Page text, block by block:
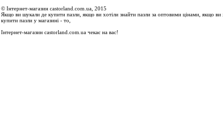
© Інтернет-магазин castorland.com.ua, 2015
Якщо ви шукали де купити пазли, якщо ви хотіли знайти пазли за оптовими цінами, якщо ви
купити пазли у магазині - то,
Інтернет-магазин castorland.com.ua чекає на вас!